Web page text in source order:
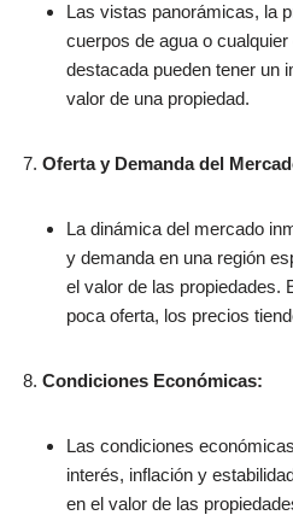
Las vistas panorámicas, la
cuerpos de agua o
destacada pueden tener un
valor de una propiedad.
Oferta y Demanda del
La dinámica del mercado
y demanda en una región
el valor de las propiedades.
poca oferta, los precios
Condiciones Económicas:
Las condiciones
interés, inflación y
en el valor de las